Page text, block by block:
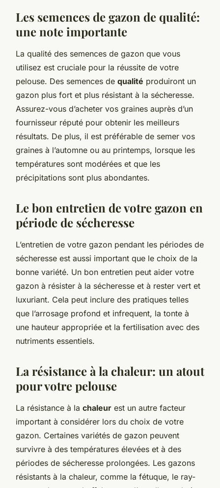
Les semences de gazon de qualité:
une note importante
La qualité des semences de gazon que vous
utilisez est cruciale pour la réussite de votre
pelouse. Des semences de qualité produiront un
gazon plus fort et plus résistant à la sécheresse.
Assurez-vous d’acheter vos graines auprès d’un
fournisseur réputé pour obtenir les meilleurs
résultats. De plus, il est préférable de semer vos
graines à l’automne ou au printemps, lorsque les
températures sont modérées et que les
précipitations sont plus abondantes.
Le bon entretien de votre gazon en
période de sécheresse
L’entretien de votre gazon pendant les périodes de
sécheresse est aussi important que le choix de la
bonne variété. Un bon entretien peut aider votre
gazon à résister à la sécheresse et à rester vert et
luxuriant. Cela peut inclure des pratiques telles
que l’arrosage profond et infrequent, la tonte à
une hauteur appropriée et la fertilisation avec des
nutriments essentiels.
La résistance à la chaleur: un atout
pour votre pelouse
La résistance à la chaleur est un autre facteur
important à considérer lors du choix de votre
gazon. Certaines variétés de gazon peuvent
survivre à des températures élevées et à des
périodes de sécheresse prolongées. Les gazons
résistants à la chaleur, comme la fétuque, le ray-